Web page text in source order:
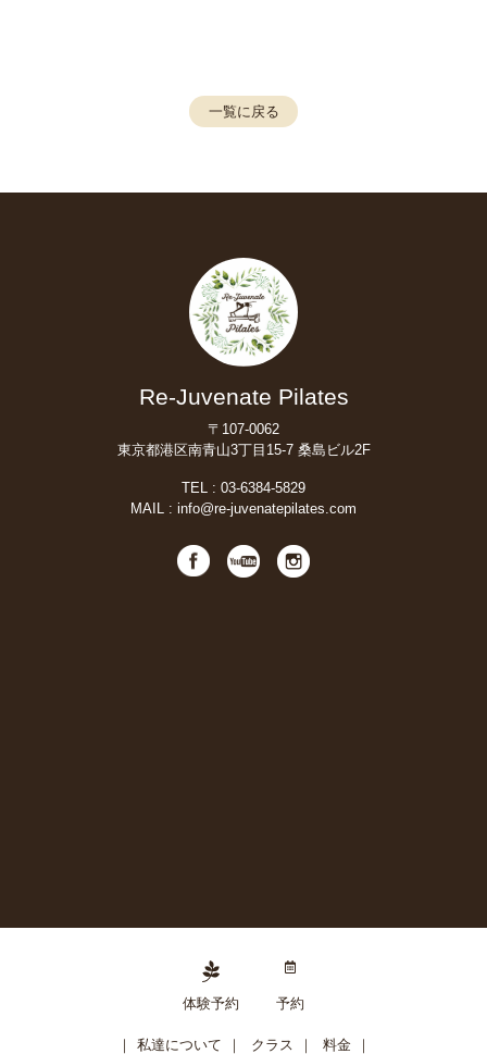
一覧に戻る
Re-Juvenate Pilates
〒107-0062
東京都港区南青山3丁目15-7 桑島ビル2F
TEL : 03-6384-5829
MAIL : info@re-juvenatepilates.com
体験予約 予約
私達について クラス 料金